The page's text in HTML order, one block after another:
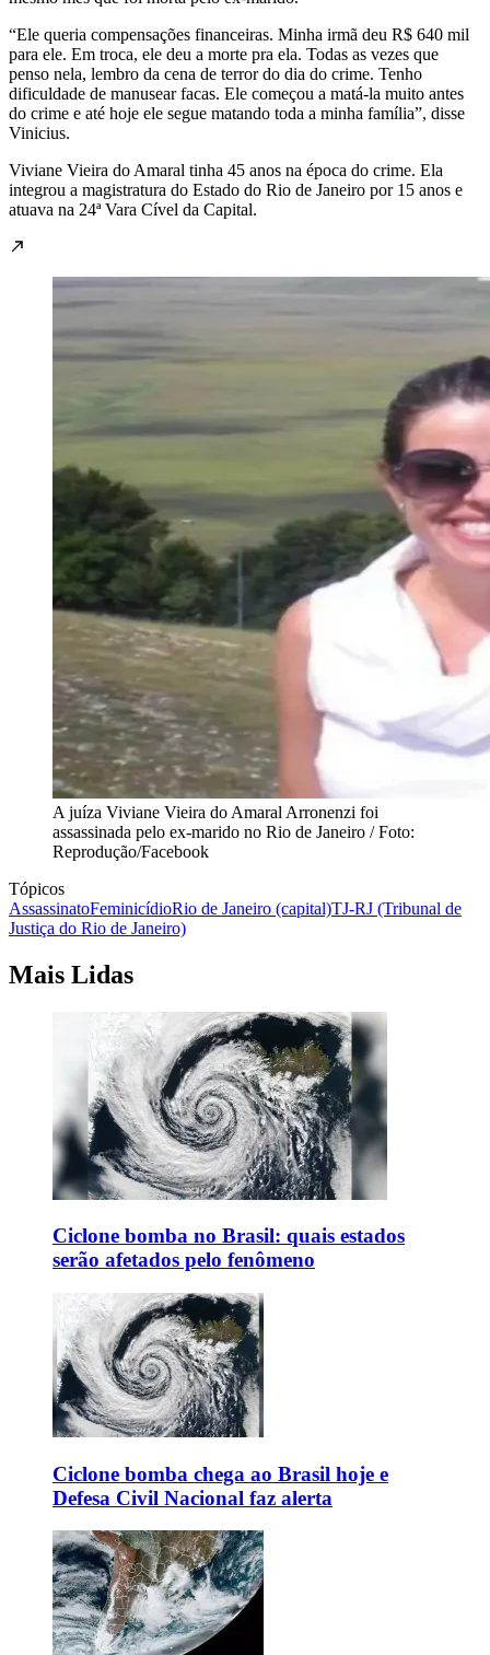
“Ele queria compensações financeiras. Minha irmã deu R$ 640 mil
para ele. Em troca, ele deu a morte pra ela. Todas as vezes que
penso nela, lembro da cena de terror do dia do crime. Tenho
dificuldade de manusear facas. Ele começou a matá-la muito antes
do crime e até hoje ele segue matando toda a minha família”, disse
Vinicius.
Viviane Vieira do Amaral tinha 45 anos na época do crime. Ela
integrou a magistratura do Estado do Rio de Janeiro por 15 anos e
atuava na 24ª Vara Cível da Capital.
A juíza Viviane Vieira do Amaral Arronenzi foi
assassinada pelo ex-marido no Rio de Janeiro / Foto:
Reprodução/Facebook
Tópicos
AssassinatoFeminicídioRio de Janeiro (capital)TJ-RJ (Tribunal de
Justiça do Rio de Janeiro)
Mais Lidas
Ciclone bomba no Brasil: quais estados
serão afetados pelo fenômeno
Ciclone bomba chega ao Brasil hoje e
Defesa Civil Nacional faz alerta